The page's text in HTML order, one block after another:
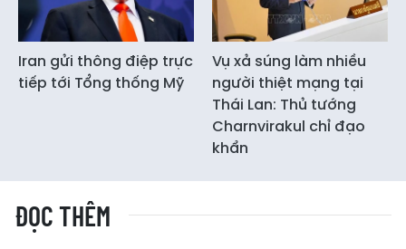
Iran gửi thông điệp trực
tiếp tới Tổng thống Mỹ
Vụ xả súng làm nhiều
người thiệt mạng tại
Thái Lan: Thủ tướng
Charnvirakul chỉ đạo
khẩn
ĐỌC THÊM